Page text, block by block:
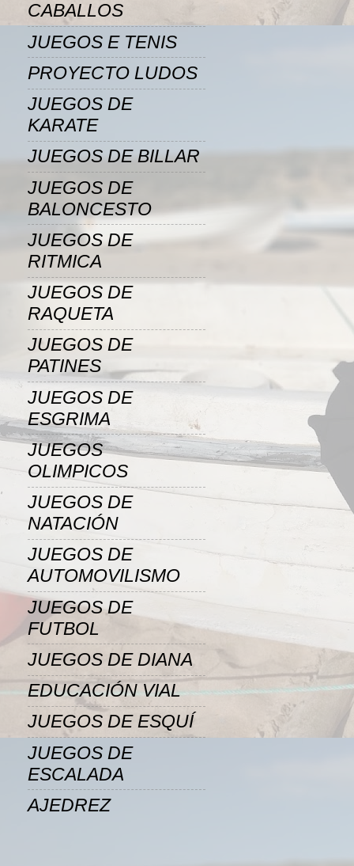
CABALLOS
JUEGOS E TENIS
PROYECTO LUDOS
JUEGOS DE
KARATE
JUEGOS DE BILLAR
JUEGOS DE
BALONCESTO
JUEGOS DE
RITMICA
JUEGOS DE
RAQUETA
JUEGOS DE
PATINES
JUEGOS DE
ESGRIMA
JUEGOS
OLIMPICOS
JUEGOS DE
NATACIÓN
JUEGOS DE
AUTOMOVILISMO
JUEGOS DE
FUTBOL
JUEGOS DE DIANA
EDUCACIÓN VIAL
JUEGOS DE ESQUÍ
JUEGOS DE
ESCALADA
AJEDREZ